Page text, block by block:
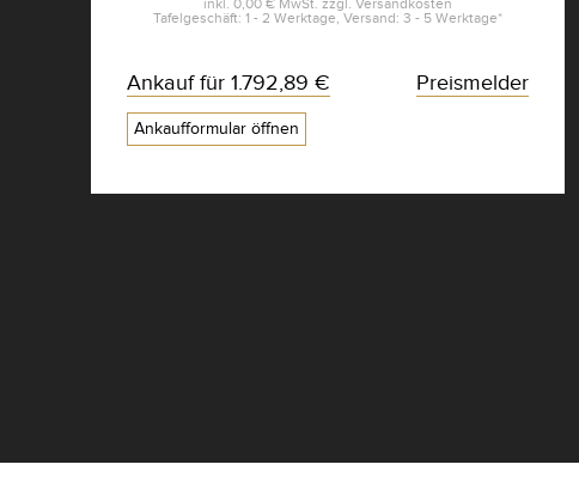
inkl. 0,00 € MwSt. zzgl. Versandkosten
Tafelgeschäft: 1 - 2 Werktage, Versand: 3 - 5 Werktage*
Ankauf für 1.792,89 €
Ankaufformular öffnen
Preismelder